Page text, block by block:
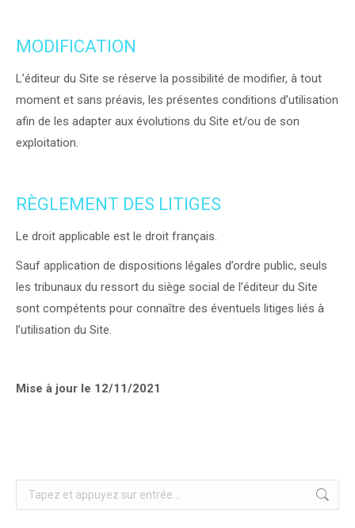
MODIFICATION
L’éditeur du Site se réserve la possibilité de modifier, à tout
moment et sans préavis, les présentes conditions d’utilisation
afin de les adapter aux évolutions du Site et/ou de son
exploitation.
RÈGLEMENT DES LITIGES
Le droit applicable est le droit français.
Sauf application de dispositions légales d’ordre public, seuls
les tribunaux du ressort du siège social de l’éditeur du Site
sont compétents pour connaître des éventuels litiges liés à
l’utilisation du Site.
Mise à jour le 12/11/2021
Recherche
: